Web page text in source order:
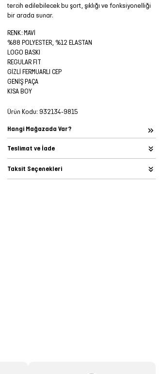
tercih edilebilecek bu şort, şıklığı ve fonksiyonelliği
bir arada sunar.
RENK: MAVİ
%88 POLYESTER, %12 ELASTAN
LOGO BASKI
REGULAR FIT
GİZLİ FERMUARLI CEP
GENİŞ PAÇA
KISA BOY
Ürün Kodu: 932134-9815
Hangi Mağazada Var?
Teslimat ve İade
Taksit Seçenekleri